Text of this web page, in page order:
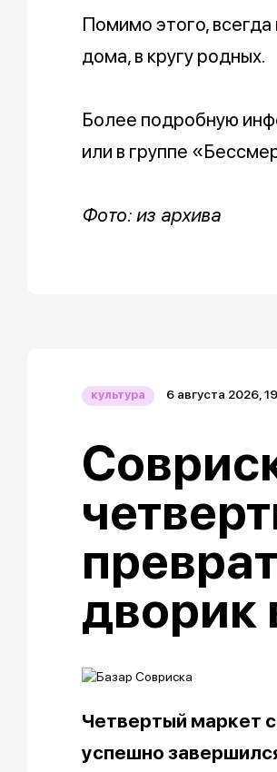
Помимо этого,
дома, в кругу родных.
Более подробную
или в группе
Фото: из архива
культура 6 августа 2026,
дворик
Четвертый маркет
успешно